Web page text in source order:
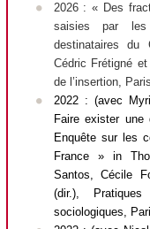
2026 : « Des
saisies par les
destinataires du
Cédric Frétigné
de l’insertion,
2022 : (avec
Faire exister une
Enquête sur les
France » in
Santos, Cécile
(dir.),
sociologiques ,